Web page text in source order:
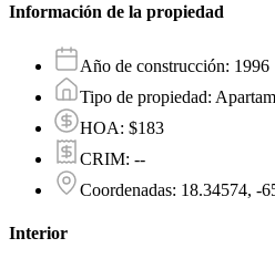
Información de la propiedad
Año de construcción: 1996
Tipo de propiedad:
HOA: $183
CRIM: --
Coordenadas: 18.34574, -
Interior